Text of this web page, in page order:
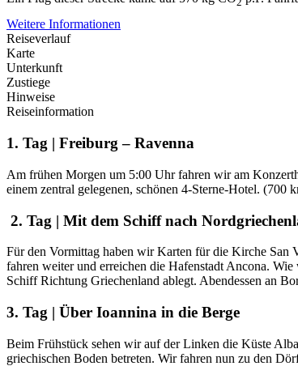
Weitere Informationen
Reiseverlauf
Karte
Unterkunft
Zustiege
Hinweise
Reiseinformation
1. Tag | Freiburg – Ravenna
Am frühen Morgen um 5:00 Uhr fahren wir am
einem zentral gelegenen, schönen 4-Sterne-Hotel. (700
2. Tag | Mit dem Schiff nach
Für den Vormittag haben wir Karten für die Kirche San
fahren weiter und erreichen die Hafenstadt Ancona.
Schiff Richtung Griechenland ablegt. Abendessen an
3. Tag | Über Ioannina in die Berge
Beim Frühstück sehen wir auf der Linken die Küste
griechischen Boden betreten. Wir fahren nun zu den